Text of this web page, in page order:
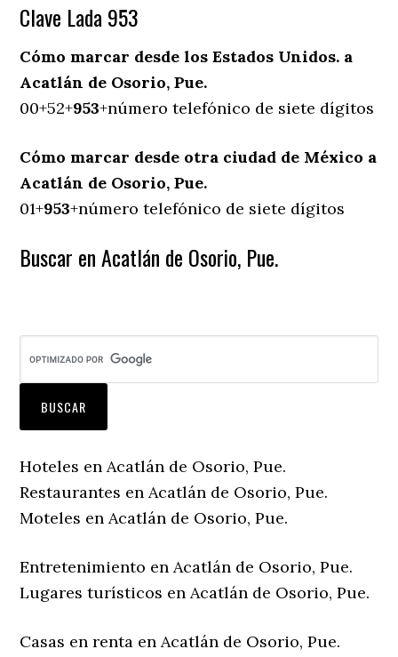
Clave Lada 953
Cómo marcar desde los Estados Unidos. a
Acatlán de Osorio, Pue.
00+52+953+número telefónico de siete dígitos
Cómo marcar desde otra ciudad de México a
Acatlán de Osorio, Pue.
01+953+número telefónico de siete dígitos
Buscar en Acatlán de Osorio, Pue.
Hoteles en Acatlán de Osorio, Pue.
Restaurantes en Acatlán de Osorio, Pue.
Moteles en Acatlán de Osorio, Pue.
Entretenimiento en Acatlán de Osorio, Pue.
Lugares turísticos en Acatlán de Osorio, Pue.
Casas en renta en Acatlán de Osorio, Pue.